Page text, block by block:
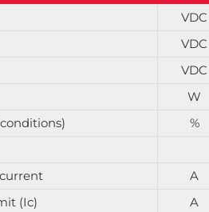
VDC
VDC
VDC
W
%
A
(Ic)
A